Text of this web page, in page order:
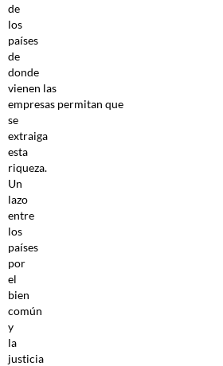
de
los
países
de
donde
vienen las
empresas permitan que
se
extraiga
esta
riqueza.
Un
lazo
entre
los
países
por
el
bien
común
y
la
justicia